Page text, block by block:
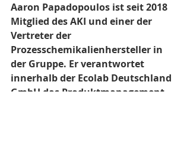
Aaron Papadopoulos ist seit 2018
Mitglied des AKI und einer der
Vertreter der
Prozesschemikalienhersteller in
der Gruppe. Er verantwortet
innerhalb der Ecolab Deutschland
GmbH das Produktmanagement